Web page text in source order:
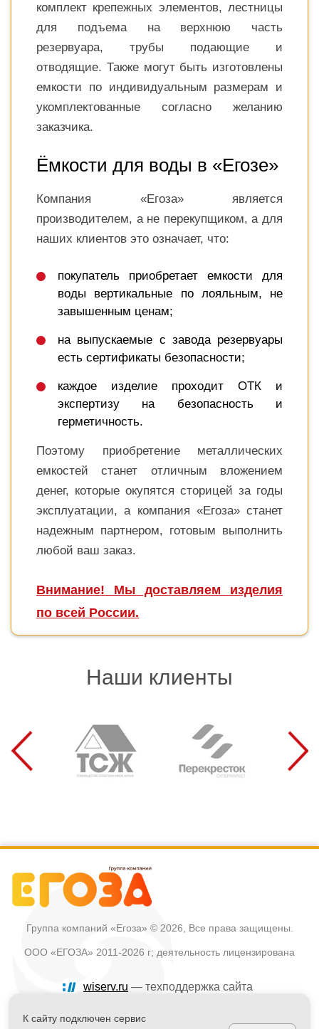
комплект крепежных элементов, лестницы
для подъема на верхнюю часть
резервуара, трубы подающие и
отводящие. Также могут быть изготовлены
емкости по индивидуальным размерам и
укомплектованные согласно желанию
заказчика.
Ёмкости для воды в «Егозе»
Компания «Егоза» является
производителем, а не перекупщиком, а для
наших клиентов это означает, что:
покупатель приобретает емкости для
воды вертикальные по лояльным, не
завышенным ценам;
на выпускаемые с завода резервуары
есть сертификаты безопасности;
каждое изделие проходит ОТК и
экспертизу на безопасность и
герметичность.
Поэтому приобретение металлических
емкостей станет отличным вложением
денег, которые окупятся сторицей за годы
эксплуатации, а компания «Егоза» станет
надежным партнером, готовым выполнить
любой ваш заказ.
Внимание! Мы доставляем изделия
по всей России.
Наши клиенты
Группа компаний «Егоза» © 2026, Все права защищены.
ООО «ЕГОЗА» 2011-2026 г; деятельность лицензирована
wiserv.ru — техподдержка сайта
Политика в отношении обработки персональных данных
К сайту подключен сервис